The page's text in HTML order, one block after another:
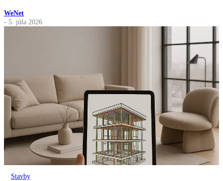
WeNet
- 5. júla 2026
Stavby